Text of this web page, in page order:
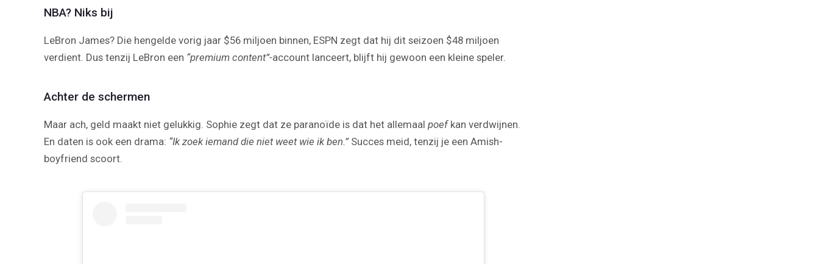
Video
NBA? Niks bij
LeBron James? Die hengelde vorig jaar $56 miljoen binnen, ESPN zegt dat hij dit seizoen $48 miljoen
verdient. Dus tenzij LeBron een “premium content”-account lanceert, blijft hij gewoon een kleine speler.
Achter de schermen
Maar ach, geld maakt niet gelukkig. Sophie zegt dat ze paranoïde is dat het allemaal poefkan verdwijnen.
En daten is ook een drama: “Ik zoek iemand die niet weet wie ik ben.”Succes meid, tenzij je een Amish-
boyfriend scoort.